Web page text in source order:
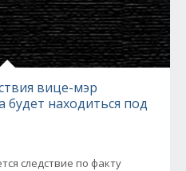
вице-мэр
будет находиться под
следствие по факту